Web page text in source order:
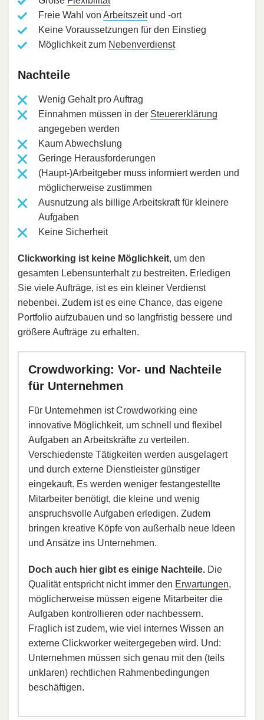
Freie Wahl von Arbeitszeitund -ort
Keine Voraussetzungen für den Einstieg
Möglichkeit zum Nebenverdienst
Nachteile
Wenig Gehalt pro Auftrag
Einnahmen müssen in der Steuererklärung
angegeben werden
Kaum Abwechslung
Geringe Herausforderungen
(Haupt-)Arbeitgeber muss informiert werden und
möglicherweise zustimmen
Ausnutzung als billige Arbeitskraft für kleinere
Aufgaben
Keine Sicherheit
Clickworking ist keine Möglichkeit, um den
gesamten Lebensunterhalt zu bestreiten. Erledigen
Sie viele Aufträge, ist es ein kleiner Verdienst
nebenbei. Zudem ist es eine Chance, das eigene
Portfolio aufzubauen und so langfristig bessere und
größere Aufträge zu erhalten.
Crowdworking: Vor- und Nachteile
für Unternehmen
Für Unternehmen ist Crowdworking eine
innovative Möglichkeit, um schnell und flexibel
Aufgaben an Arbeitskräfte zu verteilen.
Verschiedenste Tätigkeiten werden ausgelagert
und durch externe Dienstleister günstiger
eingekauft. Es werden weniger festangestellte
Mitarbeiter benötigt, die kleine und wenig
anspruchsvolle Aufgaben erledigen. Zudem
bringen kreative Köpfe von außerhalb neue Ideen
und Ansätze ins Unternehmen.
Doch auch hier gibt es einige Nachteile. Die
Qualität entspricht nicht immer den Erwartungen,
möglicherweise müssen eigene Mitarbeiter die
Aufgaben kontrollieren oder nachbessern.
Fraglich ist zudem, wie viel internes Wissen an
externe Clickworker weitergegeben wird. Und:
Unternehmen müssen sich genau mit den (teils
unklaren) rechtlichen Rahmenbedingungen
beschäftigen.